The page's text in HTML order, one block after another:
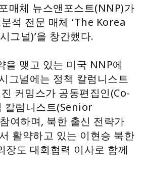
매체 뉴스앤포스트(NNP)가
석 전문 매체 ‘The Korea
그널)’을 창간했다.
을 맺고 있는 미국 NNP에
그널에는 정책 칼럼니스트
커밍스가 공동편집인(Co-
칼럼니스트(Senior
여하며, 북한 출신 전략가
활약하고 있는 이현승 북한
장도 대회협력 이사로 함께